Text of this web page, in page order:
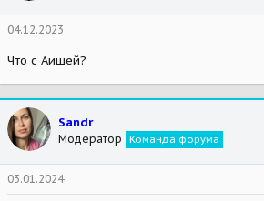
04.12.2023
Что с Аишей?
Sandr
Модератор Команда форума
03.01.2024